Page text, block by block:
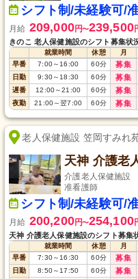
シフト制/未経験可/
月給 209,000円〜239,500
きのこ 老人保健施設のシフト募集状
就業時間 休憩 月
早番
7:00～16:00 60分 募集
日勤 9:30～18:30 60分 募集
遅番 12:00～21:00 60分 募集
夜勤 21:00～翌7:00 60分 募集
老人保健施設 笠岡すみれ
天神 介護老
介護老人保健施設
准看護師
シフト制/未経験可/
月給 200,200円〜254,100
天神 介護老人保健施設のシフト募集
就業時間 休憩 月
早番
7:30～16:30 60分 募集
日勤 8:50～17:50 60分 募集